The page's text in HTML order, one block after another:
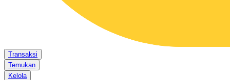
Transaksi
Temukan
Kelola